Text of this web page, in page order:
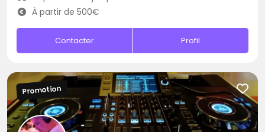
À partir de 500€
Contacter Profil
Promotion